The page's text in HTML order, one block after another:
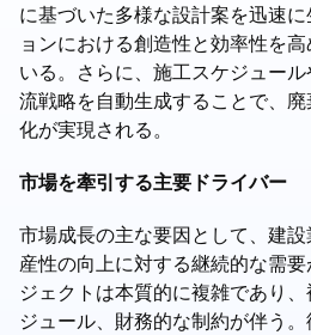
に基づいた多様な設計案を迅速
ョンにおける創造性と効率性を
いる。さらに、施工スケジュー
流戦略を自動生成することで、
化が実現される。
市場を牽引する主要ドライバー
市場成長の主な要因として、建
産性の向上に対する継続的な需
ジェクトは本質的に複雑であり
ジュール、財務的な制約が伴う